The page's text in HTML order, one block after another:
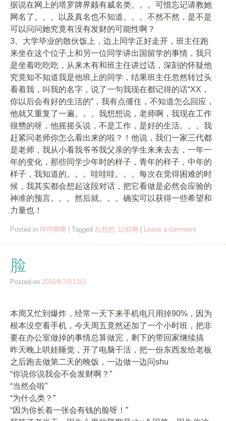
据说在网上的塔罗牌界颇有威名类。。。可惜忘记请教她
网名了。。。以及真名也不知道。。。不然不然，是不是
可以问问她究竟有没有发财的可能性啊？
3、大学毕业的散伙饭上，边上同学正好走开，班主任跑
来坐在这个位子上和另一位同学讲出国留学的事情，我只
是坐着吃吃吃，从来木有和班主任讲过话，深刻的怀疑他
究竟知不知道我是他班上的同学，结果班主任忽然转过头
看着我，叫我的名字，说了一句我现在都记得的话“XX，
你以后会有好的生活的”，我有点僵住，不知道怎么回应，
他就又重复了一遍。。。我想想说，老师啊，我现在工作
很戆的呀，他摇摇头说，不是工作，是好的生活。。。我
赶紧问老师你怎么看出来的啦？！他说，我们一家三代都
是老师，我从小看我爷爷我父亲的学生来来去去，一年一
年的变化，那些同学少年时的样子，青年的样子，中年的
样子，我知道的。。。哇哇哇。。。每次在觉得困难的时
候，我其实都会想起这段对话，把它看做是必然会应验的
神准的预言。。。然后就。。。确实可以获得一些希望和
力量也！
Posted in 哼哼唧唧 Tagged 乱想想, 以前啊 Leave a comment
脸
Posted on 2015年3月13日
本周又忙到爆炸，经常一天下来手机电只用掉90%，因为
根本没空看手机，今天周五竟然还加了一个小时班，把非
要在办公室做掉的事情总算做完，剩下的带回家继续搞
昨天晚上哄娃睡觉，开了电脑干活，把一份东西发给老板
之后跑去做第二天的晚饭，一边做一边问shu
“你说你说我会不会发财啊？”
“当然会啦”
“为什么类？”
“因为你长着一张会有钱的脸呀！”